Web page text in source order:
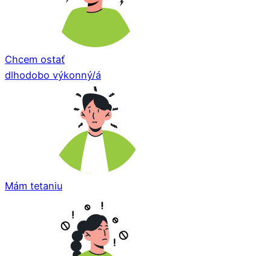
Chcem ostať
dlhodobo výkonný/á
Mám tetaniu